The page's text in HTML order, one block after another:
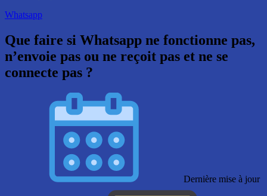
Whatsapp
Que faire si Whatsapp ne fonctionne pas,
n’envoie pas ou ne reçoit pas et ne se
connecte pas ?
Dernière mise à jour